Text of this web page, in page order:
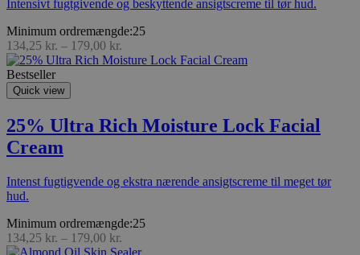
Intensivt fugtgivende og beskyttende ansigtscreme til tør hud.
Minimum ordremængde:25
134,25 kr. – 179,00 kr.
Bestseller
Quick view
25% Ultra Rich Moisture Lock Facial
Cream
Intenst fugtigvende og ekstra nærende ansigtscreme til meget tør
hud.
Minimum ordremængde:25
134,25 kr. – 179,00 kr.